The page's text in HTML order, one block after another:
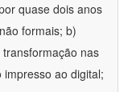
quase dois anos
formais; b)
nas
ao digital;